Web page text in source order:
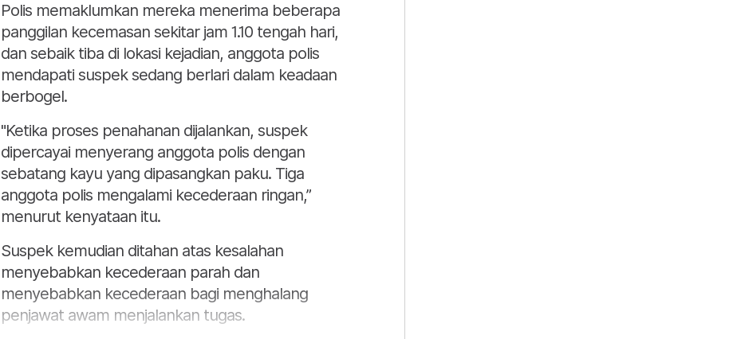
Polis memaklumkan mereka menerima beberapa
panggilan kecemasan sekitar jam 1.10 tengah hari,
dan sebaik tiba di lokasi kejadian, anggota polis
mendapati suspek sedang berlari dalam keadaan
berbogel.
"Ketika proses penahanan dijalankan, suspek
dipercayai menyerang anggota polis dengan
sebatang kayu yang dipasangkan paku. Tiga
anggota polis mengalami kecederaan ringan,”
menurut kenyataan itu.
Suspek kemudian ditahan atas kesalahan
menyebabkan kecederaan parah dan
menyebabkan kecederaan bagi menghalang
penjawat awam menjalankan tugas.